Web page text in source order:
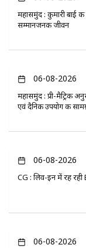
महासमुंद : कुमारी बाई
सम्मानजनक जीवन
06-08-2026
महासमुंद : प्री-मैट्रिक
एवं दैनिक उपयोग की
06-08-2026
CG : लिव-इन में रह रही
06-08-2026